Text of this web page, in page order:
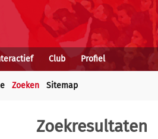
Club Profiel
Zoeken Sitemap
Zoekresultaten